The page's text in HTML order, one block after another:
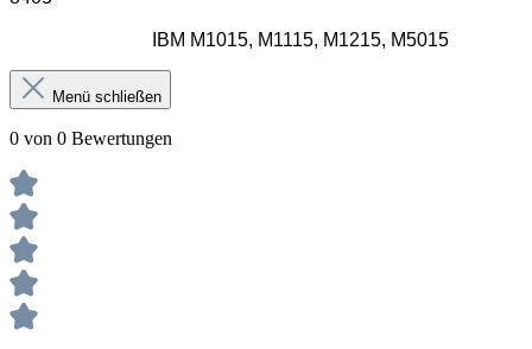
IBM M1015, M1115, M1215, M5015
Menü schließen
0 von 0 Bewertungen